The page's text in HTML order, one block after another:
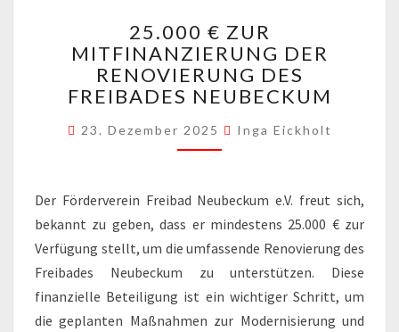
€
ZUR
MITFINANZIERUNG
DER
DES
FREIBADES
25.000 € ZUR
MITFINANZIERUNG DER
RENOVIERUNG DES
FREIBADES NEUBECKUM
23. Dezember 2025 Inga Eickholt
Der Förderverein Freibad Neubeckum e.V. freut sich,
bekannt zu geben, dass er mindestens 25.000 € zur
Verfügung stellt, um die umfassende Renovierung des
Freibades Neubeckum zu unterstützen. Diese
finanzielle Beteiligung ist ein wichtiger Schritt, um
die geplanten Maßnahmen zur Modernisierung und